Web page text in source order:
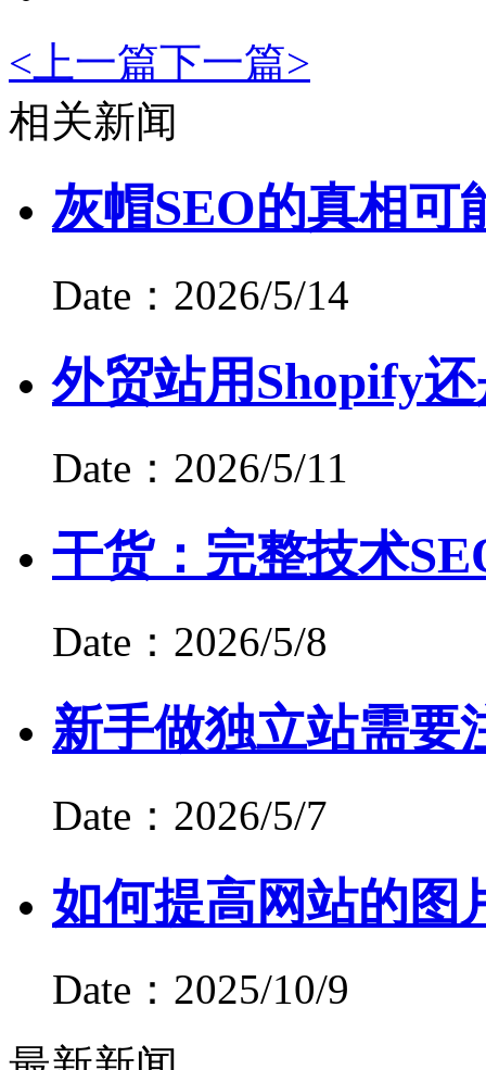
< 上一篇下一篇>
相关新闻
灰帽SEO的真相可
Date：2026/5/14
外贸站用Shopify
Date：2026/5/11
干货：完整技术
Date：2026/5/8
新手做独立站需要
Date：2026/5/7
如何提高网站的图
Date：2025/10/9